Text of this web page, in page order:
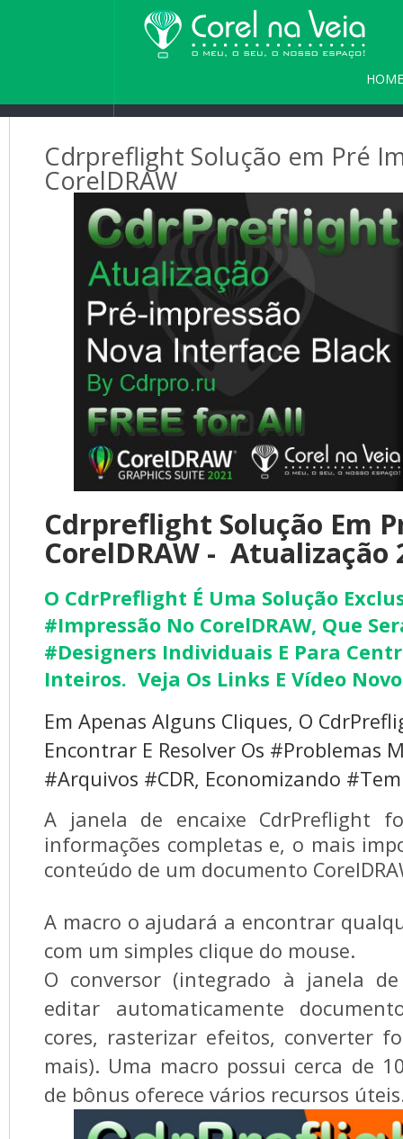
HOME
Cdrpreflight Solução em Pré
CorelDRAW
Cdrpreflight Solução Em
CorelDRAW - Atualização
O CdrPreflight É Uma Solução
#impressão No CorelDRAW, Que
#designers Individuais E Para
Inteiros. Veja Os Links E Vídeo
Em Apenas Alguns Cliques, O
Encontrar E Resolver Os #problemas
#arquivos #CDR, Economizando
A janela de encaixe CdrPreflight
informações completas e, o mais
conteúdo de um documento
A macro o ajudará a encontrar
com um simples clique do mouse.
O conversor (integrado à janela
editar automaticamente
cores, rasterizar efeitos, converter
mais). Uma macro possui cerca de
de bônus oferece vários recursos